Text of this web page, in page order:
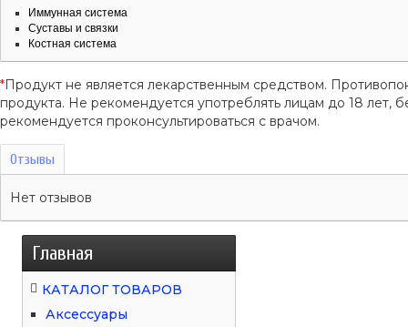
Иммунная система
Суставы и связки
Костная система
*Продукт не является лекарственным средством.
продукта. Не рекомендуется употреблять лицам до 18
рекомендуется проконсультироваться с врачом.
Отзывы
Нет отзывов
Главная
КАТАЛОГ ТОВАРОВ
Аксессуары